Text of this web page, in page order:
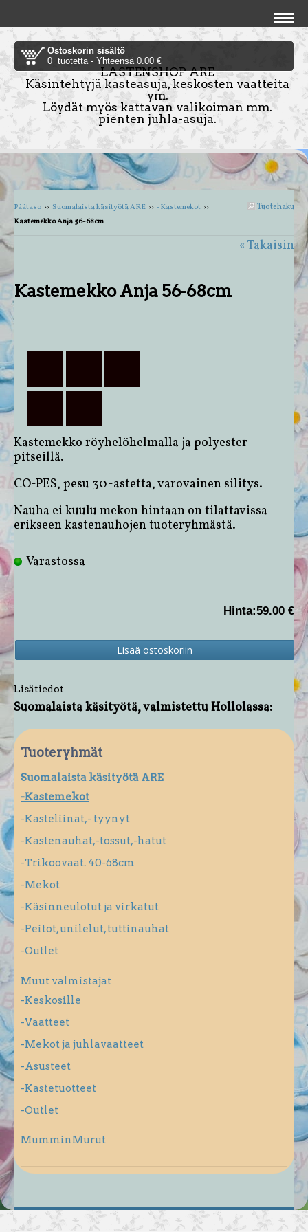
Ostoskorin sisältö
0 tuotetta - Yhteensä 0.00 €
LASTENSHOP ARE
Käsintehtyjä kasteasuja, keskosten vaatteita
ym.
Löydät myös kattavan valikoiman mm.
pienten juhla-asuja.
Tuotehaku
Päätaso ›› Suomalaista käsityötä ARE ›› -Kastemekot ››
Kastemekko Anja 56-68cm
« Takaisin
Kastemekko Anja 56-68cm
Kastemekko röyhelöhelmalla ja polyester
pitseillä.
CO-PES, pesu 30-astetta, varovainen silitys.
Nauha ei kuulu mekon hintaan on tilattavissa
erikseen kastenauhojen tuoteryhmästä.
Varastossa
Hinta:59.00 €
Lisätiedot
Suomalaista käsityötä, valmistettu Hollolassa:
Tuoteryhmät
Suomalaista käsityötä ARE
-Kastemekot
-Kasteliinat,- tyynyt
-Kastenauhat,-tossut,-hatut
-Trikoovaat. 40-68cm
-Mekot
-Käsinneulotut ja virkatut
-Peitot, unilelut, tuttinauhat
-Outlet
Muut valmistajat
-Keskosille
-Vaatteet
-Mekot ja juhlavaatteet
-Asusteet
-Kastetuotteet
-Outlet
MumminMurut